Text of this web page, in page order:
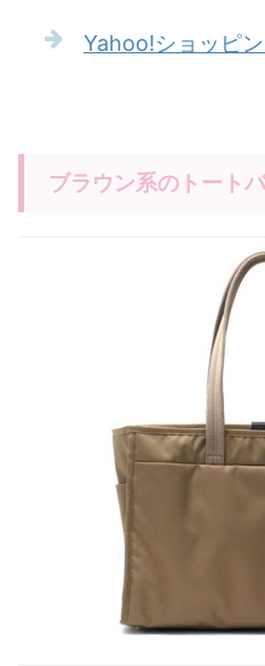
Yahoo!ショッピ
ブラウン系のトート